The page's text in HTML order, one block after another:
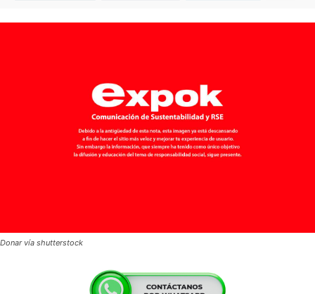
Donar vía shutterstock